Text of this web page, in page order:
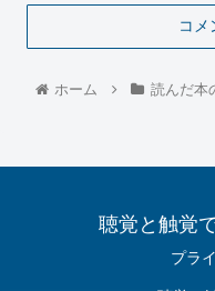
コメ
ホーム 読んだ本
聴覚と触覚
プラ